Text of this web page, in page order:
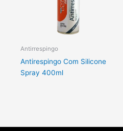
Antirrespingo
Antirespingo Com Silicone
Spray 400ml